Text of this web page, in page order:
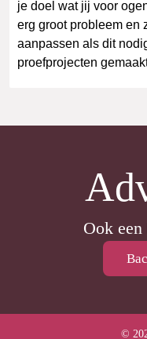
je doel wat jij voor
erg groot probleem en
aanpassen als dit
proefprojecten
Ook
©